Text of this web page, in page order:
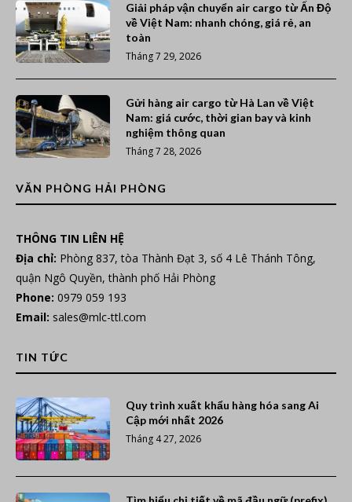
Giải pháp vận chuyển air cargo từ Ấn Độ
về Việt Nam: nhanh chóng, giá rẻ, an
toàn
Tháng 7 29, 2026
Gửi hàng air cargo từ Hà Lan về Việt
Nam: giá cước, thời gian bay và kinh
nghiệm thông quan
Tháng 7 28, 2026
VĂN PHÒNG HẢI PHÒNG
THÔNG TIN LIÊN HỆ
Địa chỉ: Phòng 837, tòa Thành Đạt 3, số 4 Lê Thánh Tông,
quận Ngô Quyền, thành phố Hải Phòng
Phone: 0979 059 193
Email: sales@mlc-ttl.com
TIN TỨC
Quy trình xuất khẩu hàng hóa sang Ai
Cập mới nhất 2026
Tháng 4 27, 2026